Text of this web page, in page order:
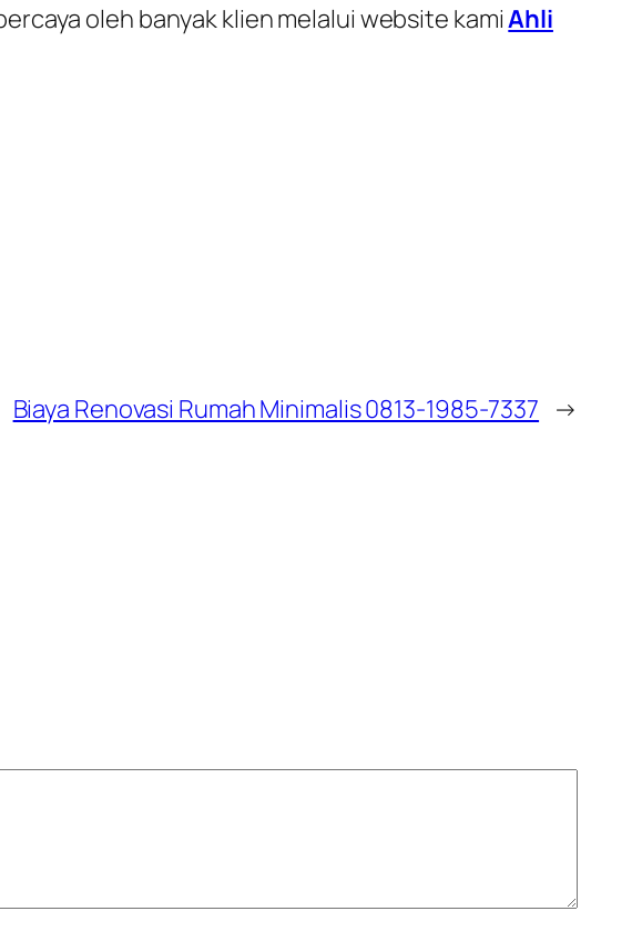
oleh banyak klien melalui website kamiAhli
Biaya Renovasi Rumah Minimalis 0813-1985-7337 →